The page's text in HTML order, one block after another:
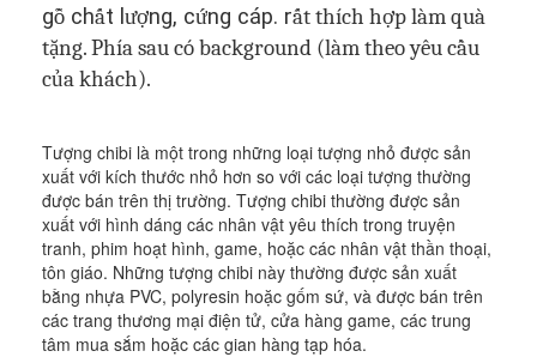
gỗ chất lượng, cứng cáp. rất thích hợp làm quà
tặng.Phía sau có background (làm theo yêu cầu
của khách).
Tượng chibi là một trong những loại tượng nhỏ được sản
xuất với kích thước nhỏ hơn so với các loại tượng thường
được bán trên thị trường. Tượng chibi thường được sản
xuất với hình dáng các nhân vật yêu thích trong truyện
tranh, phim hoạt hình, game, hoặc các nhân vật thần thoại,
tôn giáo. Những tượng chibi này thường được sản xuất
bằng nhựa PVC, polyresin hoặc gốm sứ, và được bán trên
các trang thương mại điện tử, cửa hàng game, các trung
tâm mua sắm hoặc các gian hàng tạp hóa.